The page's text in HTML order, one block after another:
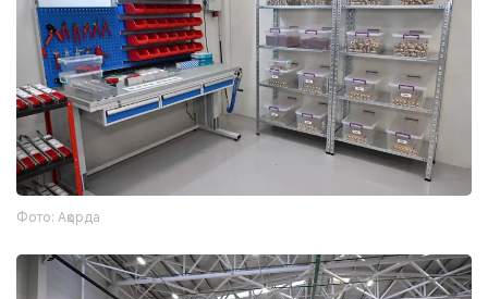
Фото: Ақорда